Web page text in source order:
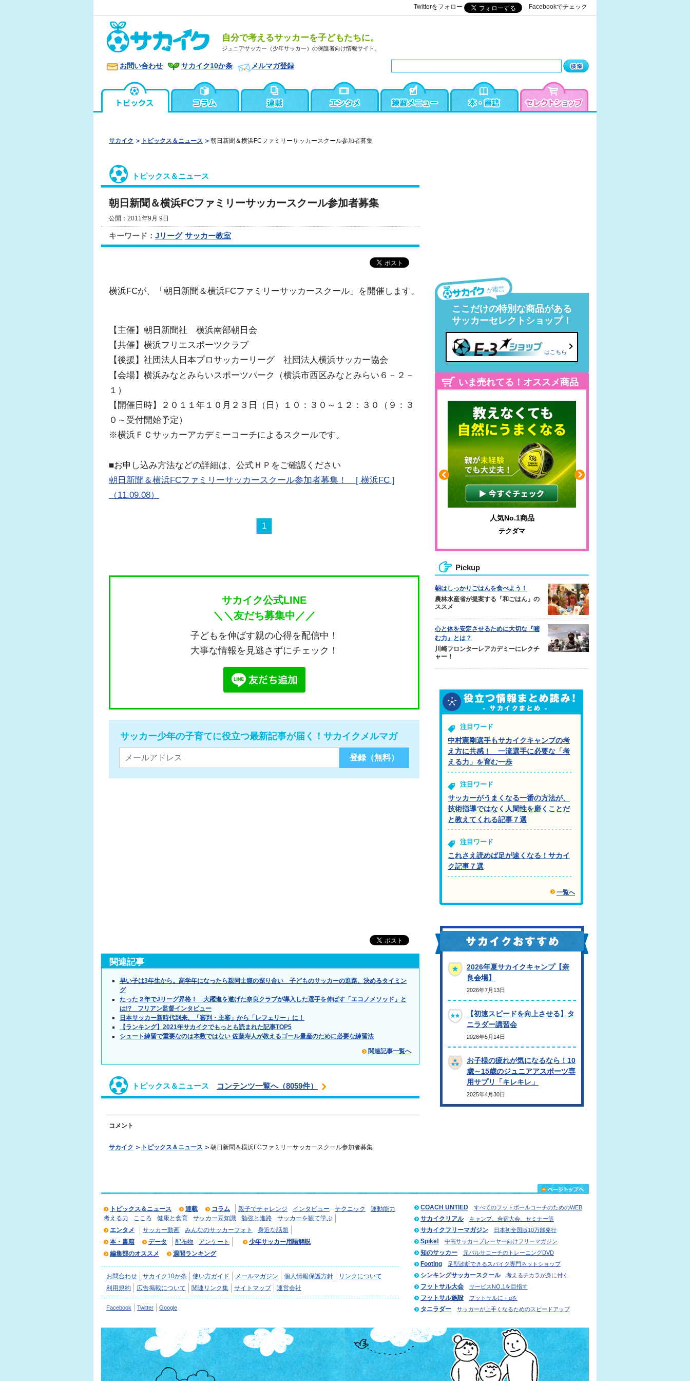
Twitterをフォロー Facebookでチェック
自分で考えるサッカーを子どもたちに。
ジュニアサッカー（少年サッカー）の保護者向け情報サイト。
お問い合わせ サカイク10か条 メルマガ登録
サカイク トピックス＆ニュース 朝日新聞＆横浜FCファミリーサッカースクール参加者募集
トピックス＆ニュース
朝日新聞＆横浜FCファミリーサッカースクール参加者募集
公開：2011年9月 9日
キーワード： Jリーグ サッカー教室
横浜FCが、「朝日新聞＆横浜FCファミリーサッカースクール」を開催します。
【主催】朝日新聞社 横浜南部朝日会
【共催】横浜フリエスポーツクラブ
【後援】社団法人日本プロサッカーリーグ 社団法人横浜サッカー協会
【会場】横浜みなとみらいスポーツパーク（横浜市西区みなとみらい６－２－
１）
【開催日時】２０１１年１０月２３日（日）１０：３０～１２：３０（９：３
０～受付開始予定）
※横浜ＦＣサッカーアカデミーコーチによるスクールです。
■お申し込み方法などの詳細は、公式ＨＰをご確認ください
朝日新聞＆横浜FCファミリーサッカースクール参加者募集！ [ 横浜FC ]
（11.09.08）
1
サカイク公式LINE
＼＼友だち募集中／／
子どもを伸ばす親の心得を配信中！
大事な情報を見逃さずにチェック！
サッカー少年の子育てに役立つ最新記事が届く！サカイクメルマガ
関連記事
早い子は3年生から。高学年になったら親同士腹の探り合い 子どものサッカーの進路、決めるタイミン
グ
たった２年でJリーグ昇格！ 大躍進を遂げた奈良クラブが導入した選手を伸ばす「エコノメソッド」と
は!? フリアン監督インタビュー
日本サッカー新時代到来、「審判・主審」から「レフェリー」に！
【ランキング】2021年サカイクでもっとも読まれた記事TOP5
シュート練習で重要なのは本数ではない 佐藤寿人が教えるゴール量産のために必要な練習法
関連記事一覧へ
トピックス＆ニュース コンテンツ一覧へ（8059件）
コメント
サカイク トピックス＆ニュース 朝日新聞＆横浜FCファミリーサッカースクール参加者募集
が運営
ここだけの特別な商品がある
サッカーセレクトショップ！
はこちら
いま売れてる！オススメ商品
人気No.1商品
テクダマ
Pickup
朝はしっかりごはんを食べよう！
農林水産省が提案する「和ごはん」の
ススメ
心と体を安定させるために大切な『噛
む力』とは？
川崎フロンターレアカデミーにレクチ
ャー！
注目ワード
中村憲剛選手もサカイクキャンプの考
え方に共感！ 一流選手に必要な「考
える力」を育む一歩
注目ワード
サッカーがうまくなる一番の方法が、
技術指導ではなく人間性を磨くことだ
と教えてくれる記事７選
注目ワード
これさえ読めば足が速くなる！サカイ
ク記事７選
一覧へ
2026年夏サカイクキャンプ【奈
良会場】
2026年7月13日
【初速スピードを向上させる】タ
ニラダー講習会
2026年5月14日
お子様の疲れが気になるなら！10
歳～15歳のジュニアアスポーツ専
用サプリ「キレキレ」
2025年4月30日
トピックス＆ニュース 連載 コラム 親子でチャレンジ インタビュー テクニック
運動能力
考える力
こころ 健康と食育 サッカー豆知識 勉強と進路
サッカーを観て学ぶ
エンタメ
サッカー動画 みんなのサッカーフォト
身近な話題
本・書籍
データ 配布物 アンケート
少年サッカー用語解説
編集部のオススメ
週間ランキング
お問合わせ サカイク10か条 使い方ガイド メールマガジン 個人情報保護方針
リンクについて
利用規約
広告掲載について 関連リンク集 サイトマップ 運営会社
Facebook Twitter Google
COACH UNTIED すべてのフットボールコーチのためのWEB
サカイクリアル キャンプ、合宿大会、セミナー等
サカイクフリーマガジン 日本初全国版10万部発行
Spike! 中高サッカープレーヤー向けフリーマガジン
知のサッカー 元バルサコーチのトレーニングDVD
Footing 足型診断できるスパイク専門ネットショップ
シンキングサッカースクール 考えるチカラが身に付く
フットサル大会 サービスNO.1を目指す
フットサル施設 フットサルに＋αを
タニラダー サッカーが上手くなるためのスピードアップ